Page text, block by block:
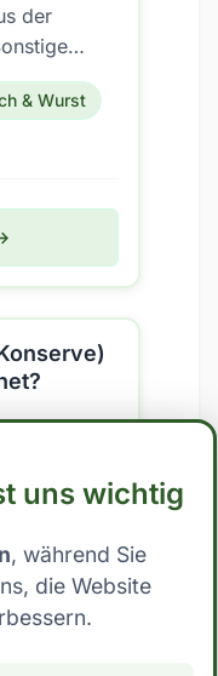
der
ist es
& Wurst
der
Aber ist es
uns wichtig
, während Sie
die Website